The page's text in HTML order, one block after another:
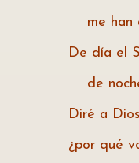
me han
De día el
de
Diré a
¿por qué